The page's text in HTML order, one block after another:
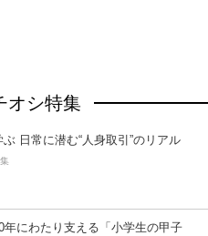
オシ特集
日常に潜む“人身取引”のリアル
年にわたり支える「小学生の甲子